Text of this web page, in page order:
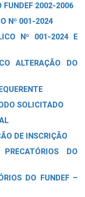
FUNDEF 2002-2006
Nº 001-2024
Nº 001-2024 E
ALTERAÇÃO DO
SOLICITADO
DE INSCRIÇÃO
DO
DO FUNDEF –